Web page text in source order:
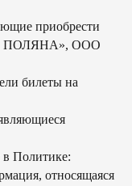
приобрести
ПОЛЯНА», ООО
билеты на
в Политике:
относящаяся